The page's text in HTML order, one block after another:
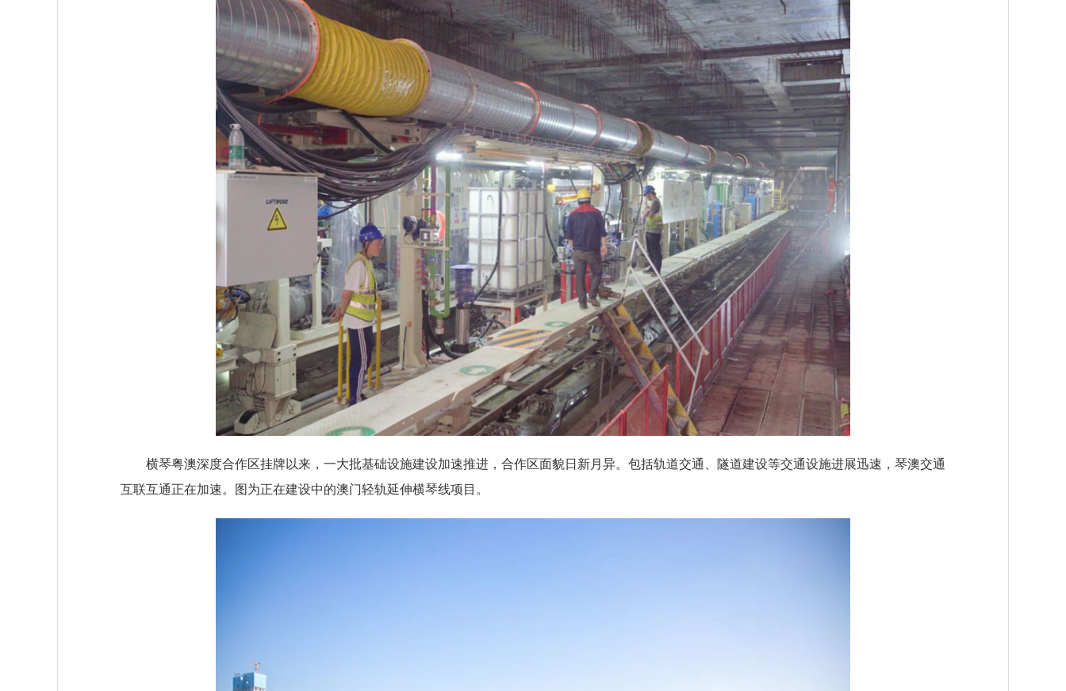
横琴粤澳深度合作区挂牌以来，一大批基础设施建设加速推进，合作区面貌日新月异。包括轨道交通、隧道建设等交通设施进展迅速，琴澳交通
互联互通正在加速。图为正在建设中的澳门轻轨延伸横琴线项目。